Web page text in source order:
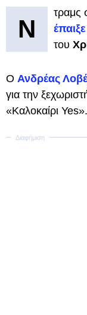
Ν
τραμς
του
Ο Ανδρέας
για την
«Καλοκαίρι Yes».